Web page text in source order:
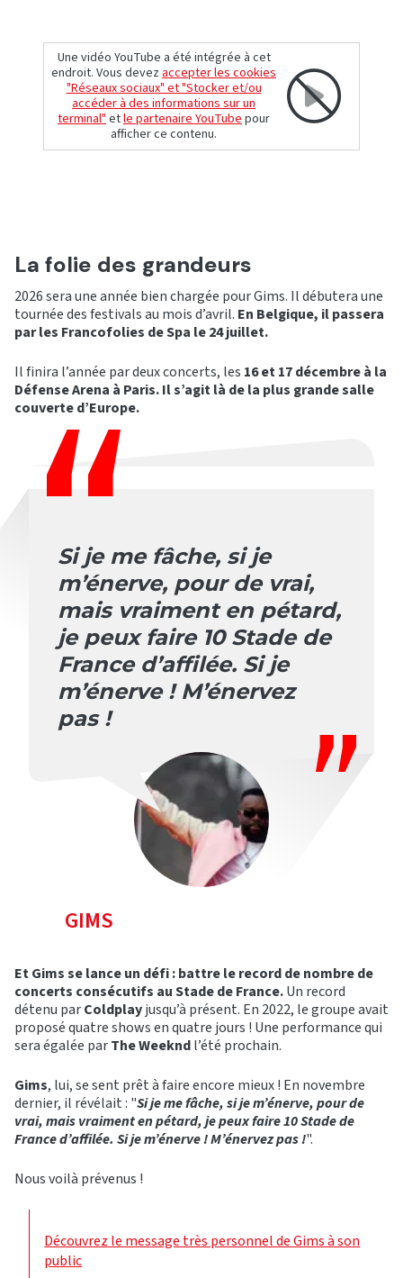
Une vidéo YouTube a été intégrée à cet
endroit. Vous devezaccepter les cookies
"Réseaux sociaux" et "Stocker et/ou
accéder à des informations sur un
terminal"etle partenaire YouTubepour
afficher ce contenu.
La folie des grandeurs
2026 sera une année bien chargée pour Gims. Il débutera une
tournée des festivals au mois d’avril. En Belgique, il passera
par les Francofolies de Spa le 24 juillet.
Il finira l’année par deux concerts, les 16 et 17 décembre à la
Défense Arena à Paris. Il s’agit là de la plus grande salle
couverte d’Europe.
Si je me fâche, si je
m’énerve, pour de vrai,
mais vraiment en pétard,
je peux faire 10 Stade de
France d’affilée. Si je
m’énerve ! M’énervez
pas !
GIMS
Et Gims se lance un défi : battre le record de nombre de
concerts consécutifs au Stade de France.Un record
détenu parColdplayjusqu’à présent. En 2022, le groupe avait
proposé quatre shows en quatre jours ! Une performance qui
sera égalée parThe Weekndl’été prochain.
Gims, lui, se sent prêt à faire encore mieux ! En novembre
dernier, il révélait : "Si je me fâche, si je m’énerve, pour de
vrai, mais vraiment en pétard, je peux faire 10 Stade de
France d’affilée. Si je m’énerve ! M’énervez pas !".
Nous voilà prévenus !
Découvrez le message très personnel de Gims à son
public